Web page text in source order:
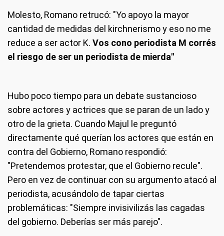
Molesto, Romano retrucó: "Yo apoyo la mayor
cantidad de medidas del kirchnerismo y eso no me
reduce a ser actor K. Vos cono periodista M corrés
el riesgo de ser un periodista de mierda"
Hubo poco tiempo para un debate sustancioso
sobre actores y actrices que se paran de un lado y
otro de la grieta. Cuando Majul le preguntó
directamente qué querían los actores que están en
contra del Gobierno, Romano respondió:
"Pretendemos protestar, que el Gobierno recule".
Pero en vez de continuar con su argumento atacó al
periodista, acusándolo de tapar ciertas
problemáticas: "Siempre invisivilizás las cagadas
del gobierno. Deberías ser más parejo".